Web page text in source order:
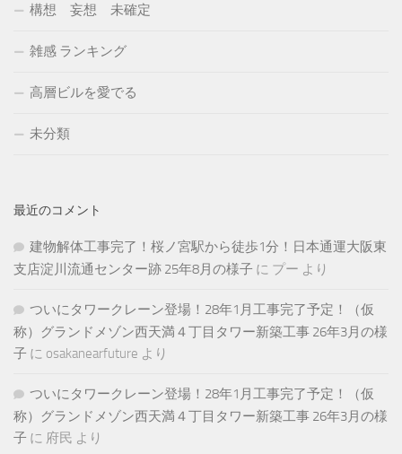
構想 妄想 未確定
雑感 ランキング
高層ビルを愛でる
未分類
最近のコメント
建物解体工事完了！桜ノ宮駅から徒歩1分！日本通運大阪東
支店淀川流通センター跡 25年8月の様子 に プー より
ついにタワークレーン登場！28年1月工事完了予定！（仮
称）グランドメゾン西天満４丁目タワー新築工事 26年3月の様
子 に osakanearfuture より
ついにタワークレーン登場！28年1月工事完了予定！（仮
称）グランドメゾン西天満４丁目タワー新築工事 26年3月の様
子 に 府民 より